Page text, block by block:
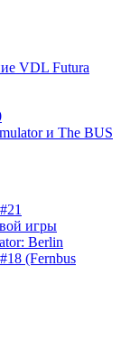
VDL Futura
и The BUS
игры
Berlin
(Fernbus